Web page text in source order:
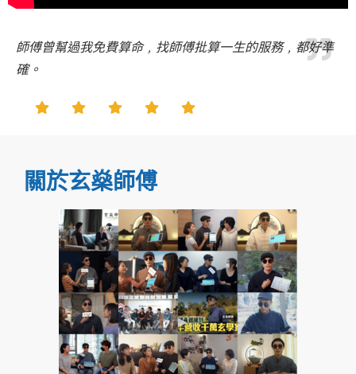
師傅曾幫過我免費算命﹐找師傅批算一生的服務﹐都好準
確。
關於玄燊師傅